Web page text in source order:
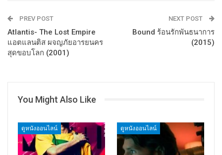
PREV POST
Atlantis- The Lost Empire
แอตแลนติส ผจญภัยอารยนคร
สุดขอบโลก (2001)
NEXT POST
Bound ร้อนรักพันธนาการ
(2015)
You Might Also Like
ดูหนังออนไลน์ ดูหนังออนไลน์